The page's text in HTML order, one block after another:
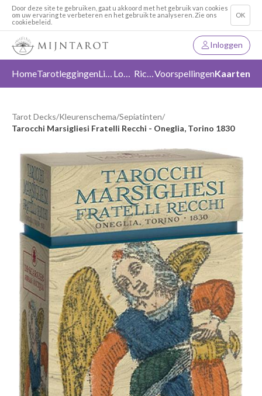
Door deze site te gebruiken, gaat u akkoord met het gebruik van cookies
om uw ervaring te verbeteren en het gebruik te analyseren. Zie ons
cookiebeleid.
OK
Inloggen
HomeTarotleggingen Liefde Loslaten RichtingVoorspellingenKaarten
Tarot Decks/Kleurenschema/Sepiatinten/
Tarocchi Marsigliesi Fratelli Recchi - Oneglia, Torino 1830